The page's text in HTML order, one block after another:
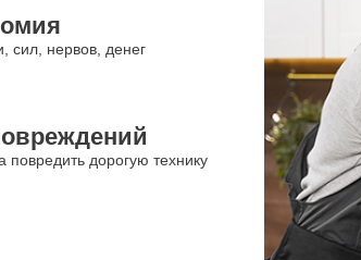
сил, нервов, денег
повредить дорогую технику